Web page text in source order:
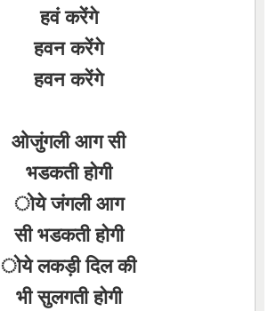
हवं करेंगे
हवन करेंगे
हवन करेंगे
ओजुंगली आग सी
भडकती होगी
ोये जंगली आग
सी भडकती होगी
ोये लकड़ी दिल की
भी सुलगती होगी